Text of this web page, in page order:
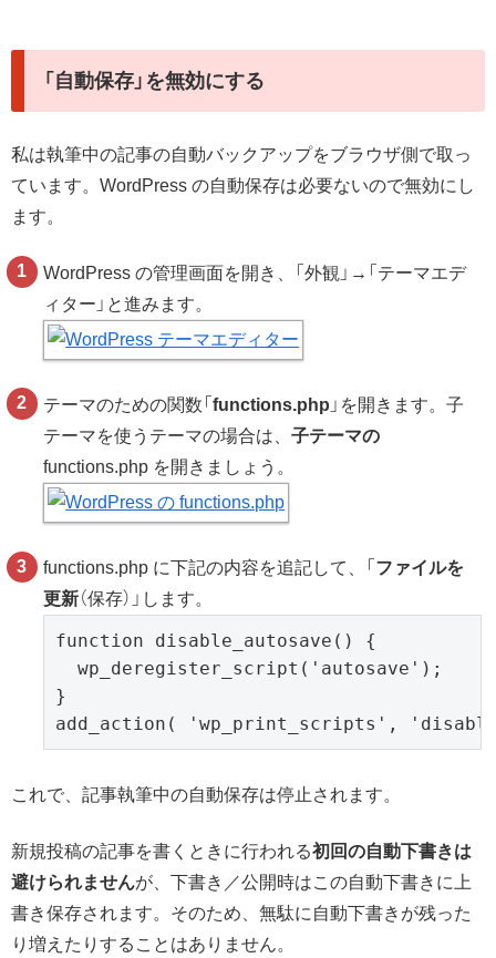
「自動保存」を無効にする
私は執筆中の記事の自動バックアップをブラウザ側で取っ
ています。WordPress の自動保存は必要ないので無効にし
ます。
WordPress の管理画面を開き、「外観」→「テーマエデ
ィター」と進みます。
テーマのための関数「functions.php 」を開きます。子
テーマを使うテーマの場合は、子テーマの
functions.php を開きましょう。
functions.php に下記の内容を追記して、「 ファイルを
更新（保存）」します。
function disable_autosave() {
  wp_deregister_script('autosave');
}
add_action( 'wp_print_scripts',
これで、記事執筆中の自動保存は停止されます。
新規投稿の記事を書くときに行われる初回の自動下書きは
避けられませんが、下書き／公開時はこの自動下書きに上
書き保存されます。そのため、無駄に自動下書きが残った
り増えたりすることはありません。